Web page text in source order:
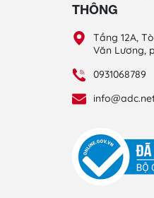
THÔNG
Tầng 12A,
Văn Lương,
0931068789